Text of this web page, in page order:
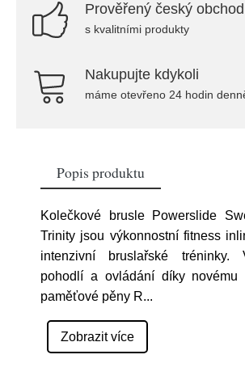
Prověřený český obchod
s kvalitními produkty
Nakupujte kdykoli
máme otevřeno 24 hodin
Popis produktu
Kolečkové brusle Powerslide
Trinity jsou výkonnostní fitness
intenzivní bruslařské tréninky.
pohodlí a ovládání díky novému
paměťové pěny R...
Zobrazit více